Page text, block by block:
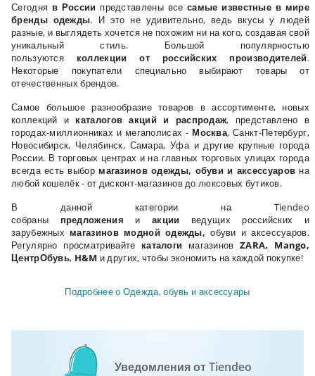
Сегодня в России представлены всесамые известные в мире
бренды одежды. И это не удивительно, ведь вкусы у людей
разные, и выглядеть хочется не похожим ни на кого, создавая свой
уникальный стиль. Большой популярностью
пользуются коллекции от российских производителей.
Некоторые покупатели специально выбирают товары от
отечественных брендов.
Самое большое разнообразие товаров в ассортименте, новых
коллекций и каталогов акций и распродаж, представлено в
городах-миллионниках и мегаполисах -Москва, Санкт-Петербург,
Новосибирск, Челябинск, Самара, Уфа и другие крупные города
России. В торговых центрах и на главных торговых улицах города
всегда есть выбор магазинов одежды, обуви и аксессуаров на
любой кошелёк - от дисконт-магазинов до люксовых бутиков.
В данной категории на Tiendeo
собраны предложения и акции ведущих российских и
зарубежных магазинов модной одежды, обуви и аксессуаров.
Регулярно просматривайте каталоги магазинов ZARA, Mango,
ЦентрОбувь, H&M и других, чтобы экономить на каждой покупке!
Подробнее о Одежда, обувь и аксеcсуары
Уведомления от Tiendeo